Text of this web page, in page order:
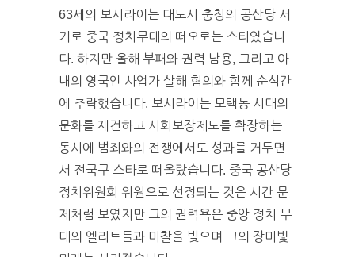
63세의 보시라이는 대도시 충칭의 공산당 서
기로 중국 정치무대의 떠오로는 스타였습니
다. 하지만 올해 부패와 권력 남용, 그리고 아
내의 영국인 사업가 살해 혐의와 함께 순식간
에 추락했습니다. 보시라이는 모택동 시대의
문화를 재건하고 사회보장제도를 확장하는
동시에 범죄와의 전쟁에서도 성과를 거두면
서 전국구 스타로 떠올랐습니다. 중국 공산당
정치위원회 위원으로 선정되는 것은 시간 문
제처럼 보였지만 그의 권력욕은 중앙 정치 무
대의 엘리트들과 마찰을 빚으며 그의 장미빛